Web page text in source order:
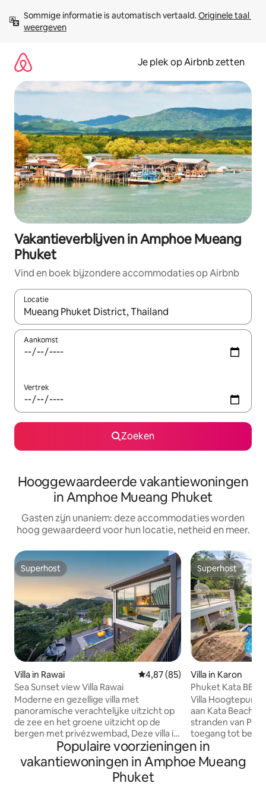
direct
naar
Sommige informatie is automatisch vertaald. Originele taal
weergeven
Je plek op Airbnb zetten
Vakantieverblijven in Amphoe Mueang
Phuket
Vind en boek bijzondere accommodaties op Airbnb
Locatie
Wanneer er resultaten beschikbaar zijn, maak je een keuze
Aankomst
Vertrek
Zoeken
Hooggewaardeerde vakantiewoningen
in Amphoe Mueang Phuket
Gasten zijn unaniem: deze accommodaties worden
hoog gewaardeerd voor hun locatie, netheid en meer.
Superhost
Superhost
Villa in Rawai Gemiddelde beoordeling van
4,87 (85)
Sea Sunset view Villa Rawai
Moderne en gezellige villa met
panoramische verachtelijke uitzicht op
de zee en het groene uitzicht op de
bergen met privézwembad, Deze villa is
ontworpen en door mijzelf ingericht en
natuurlijk is elk kunstwerk van mijzelf.
Villa met 3 slaapkamers is ontworpen op
basis van vele jaren ervaring van een
Superhost
Superhost
Villa in Karon
Phuket Kata BB
Villa Hoogtepunten Toplocatie:
aan Kata Beach,
stranden van
toegang tot
Prachtig uitzicht
ononderbroken
Andamanse Zee
Populaire voorzieningen in
vakantiewoningen in Amphoe Mueang
Phuket